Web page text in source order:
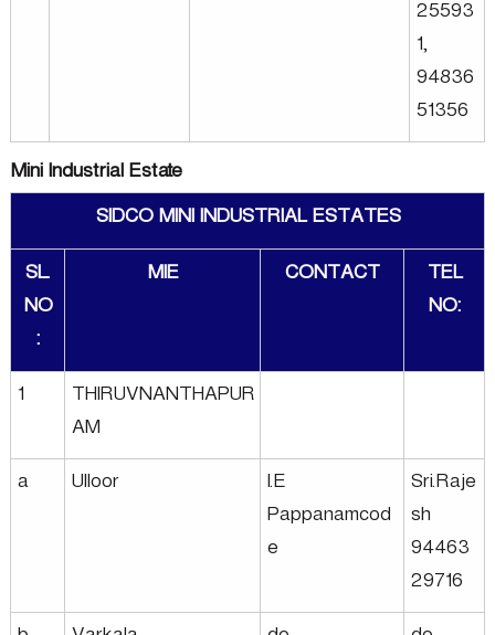
25593
1,
94836
51356
Mini Industrial Estate
SIDCO MINI INDUSTRIAL ESTATES
SL.
NO
:
MIE CONTACT
TEL
NO:
1
THIRUVNANTHAPUR
AM
a
Ulloor
I.E
Pappanamcod
e
Sri.Raje
sh
94463
29716